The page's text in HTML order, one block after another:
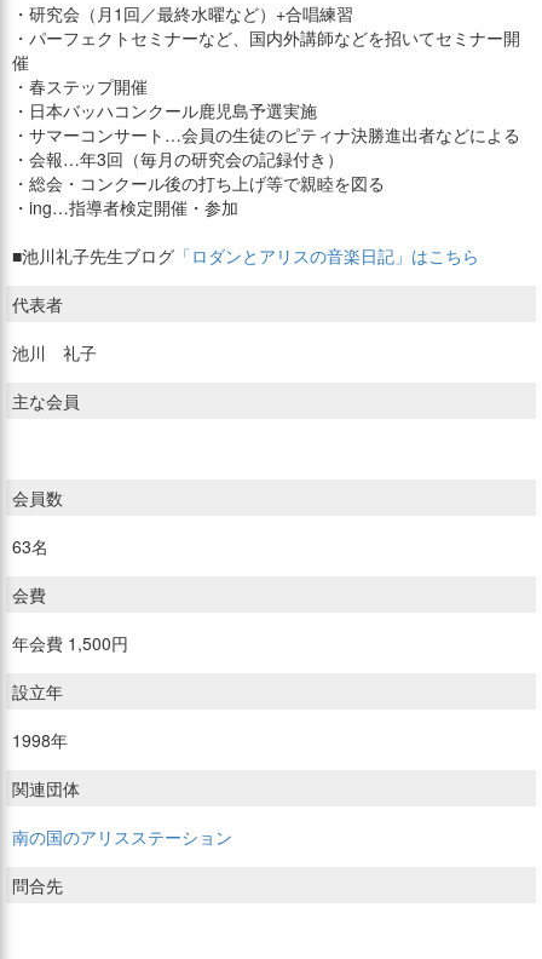
・研究会（月1回／最終水曜など）+合唱練習
・パーフェクトセミナーなど、国内外講師などを招いてセミナー開
催
・春ステップ開催
・日本バッハコンクール鹿児島予選実施
・サマーコンサート…会員の生徒のピティナ決勝進出者などによる
・会報…年3回（毎月の研究会の記録付き）
・総会・コンクール後の打ち上げ等で親睦を図る
・ing…指導者検定開催・参加
■池川礼子先生ブログ 「ロダンとアリスの音楽日記」はこちら
代表者
池川 礼子
主な会員
会員数
63名
会費
年会費 1,500円
設立年
1998年
関連団体
南の国のアリスステーション
問合先